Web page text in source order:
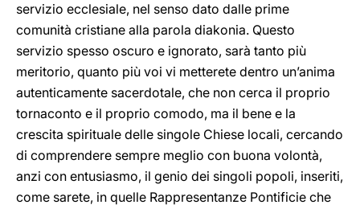
servizio ecclesiale, nel senso dato dalle prime
comunità cristiane alla parola diakonia. Questo
servizio spesso oscuro e ignorato, sarà tanto più
meritorio, quanto più voi vi metterete dentro un’anima
autenticamente sacerdotale, che non cerca il proprio
tornaconto e il proprio comodo, ma il bene e la
crescita spirituale delle singole Chiese locali, cercando
di comprendere sempre meglio con buona volontà,
anzi con entusiasmo, il genio dei singoli popoli, inseriti,
come sarete, in quelle Rappresentanze Pontificie che